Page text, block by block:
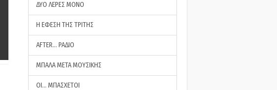
ΔΥΟ ΛΕΡΕΣ ΜΟΝΟ
Η ΕΦΕΣΗ ΤΗΣ ΤΡΙΤΗΣ
AFTER… ΡΑΔΙΟ
ΜΠΑΛΑ ΜΕΤΑ ΜΟΥΣΙΚΗΣ
ΟΙ… ΜΠΑΣΧΕΤΟΙ